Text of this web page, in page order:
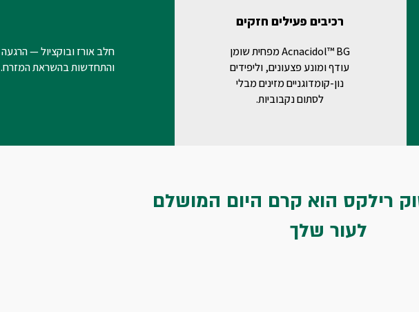
חלב אורז ובוקציול — הרגעה
והתחדשות בהשראת המזרח.
רכיבים פעילים חזקים
Acnacidol™ BG מפחית שומן
עודף ומונע פצעונים, וליפידים
נון-קומדוגניים מזינים מבלי
לסתום נקבוביות.
רילקס הוא קרם היום המושלם
לעור שלך